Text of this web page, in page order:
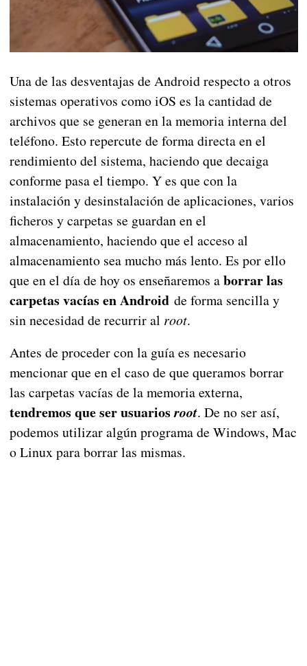
Una de las desventajas de Android respecto a otros
sistemas operativos como iOS es la cantidad de
archivos que se generan en la memoria interna del
teléfono. Esto repercute de forma directa en el
rendimiento del sistema, haciendo que decaiga
conforme pasa el tiempo. Y es que con la
instalación y desinstalación de aplicaciones, varios
ficheros y carpetas se guardan en el
almacenamiento, haciendo que el acceso al
almacenamiento sea mucho más lento. Es por ello
que en el día de hoy os enseñaremos aborrar las
carpetas vacías en Androidde forma sencilla y
sin necesidad de recurrir al root.
Antes de proceder con la guía es necesario
mencionar que en el caso de que queramos borrar
las carpetas vacías de la memoria externa,
tendremos que ser usuariosroot. De no ser así,
podemos utilizar algún programa de Windows, Mac
o Linux para borrar las mismas.